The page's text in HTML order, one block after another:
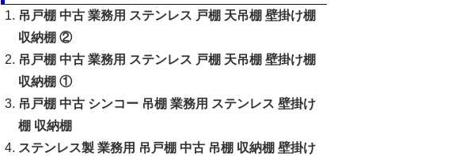
吊戸棚 中古 業務用 ステンレス 戸棚 天吊棚 壁掛け棚
収納棚 ②
吊戸棚 中古 業務用 ステンレス 戸棚 天吊棚 壁掛け棚
収納棚 ①
吊戸棚 中古 シンコー 吊棚 業務用 ステンレス 壁掛け
棚 収納棚
ステンレス製 業務用 吊戸棚 中古 吊棚 収納棚 壁掛け